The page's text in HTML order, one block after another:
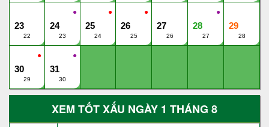
23
22
●
24
23
●
25
24
●
26
25
27
26
●
28
27
29
28
●
30
29
●
31
30
XEM TỐT XẤU NGÀY 1 THÁNG 8